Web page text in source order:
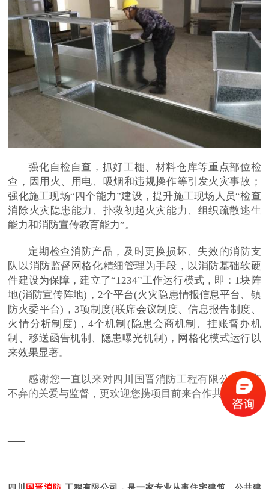
强化自检自查，抓好工棚、材料仓库等重点部位检
查，因用火、用电、吸烟和违规操作等引发火灾事故；
强化施工现场“四个能力”建设，提升施工现场人员“检查
消除火灾隐患能力、扑救初起火灾能力、组织疏散逃生
能力和消防宣传教育能力”。
定期检查消防产品，及时更换损坏、失效的消防支
队以消防监督网格化精细管理为手段，以消防基础软硬
件建设为保障，建立了“1234”工作运行模式，即：1块阵
地(消防宣传阵地)，2个平台(火灾隐患情报信息平台、镇
防火委平台)，3项制度(联席会议制度、信息报告制度、
火情分析制度)，4个机制(隐患会商机制、挂账督办机
制、移送函告机制、隐患曝光机制)，网格化模式运行以
来效果显著。
感谢您一直以来对四川国晋消防工程有限公司不离
不弃的关爱与监督，更欢迎您携项目前来合作共赢！
——